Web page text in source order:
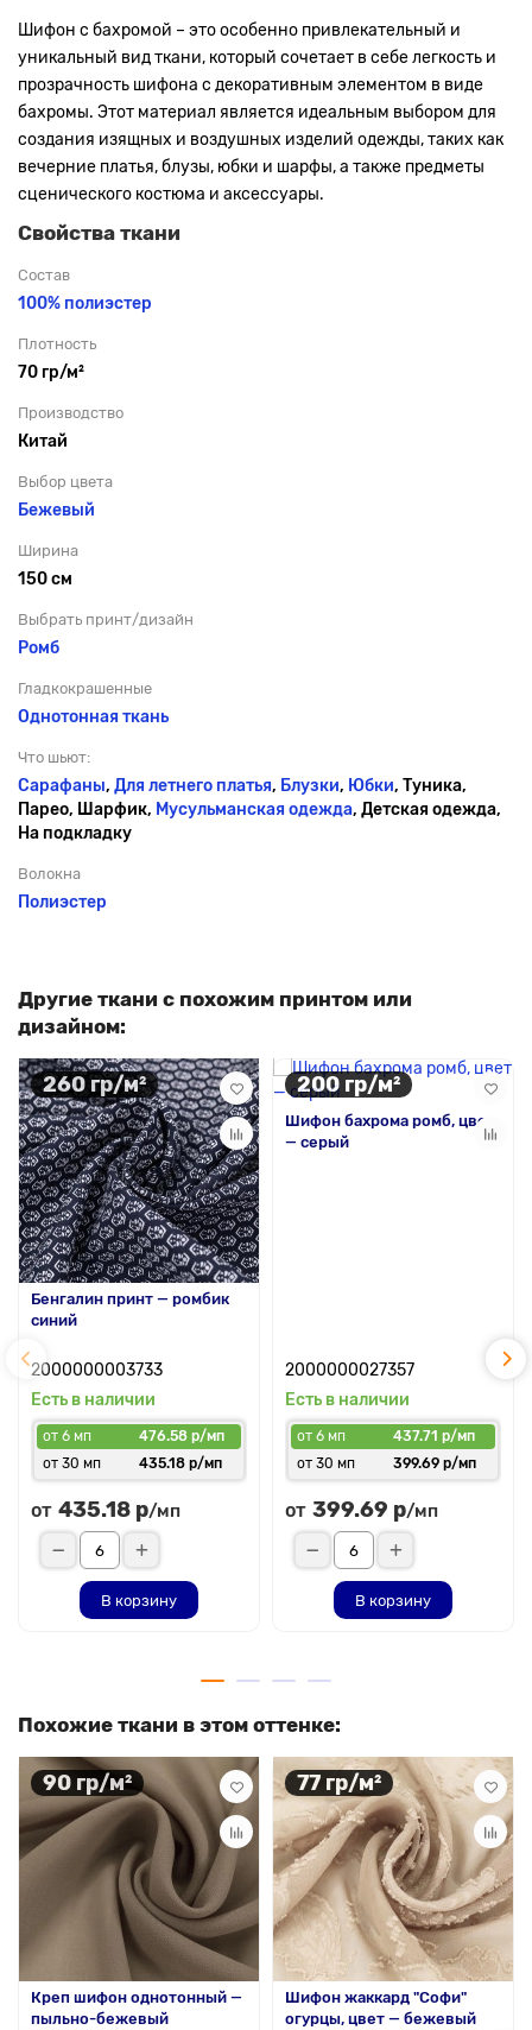
Шифон с бахромой – это особенно привлекательный и
уникальный вид ткани, который сочетает в себе легкость и
прозрачность шифона с декоративным элементом в виде
бахромы. Этот материал является идеальным выбором для
создания изящных и воздушных изделий одежды, таких как
вечерние платья, блузы, юбки и шарфы, а также предметы
сценического костюма и аксессуары.
Свойства ткани
Состав
100% полиэстер
Плотность
70 гр/м²
Производство
Китай
Выбор цвета
Бежевый
Ширина
150 см
Выбрать принт/дизайн
Ромб
Гладкокрашенные
Однотонная ткань
Что шьют:
Сарафаны, Для летнего платья, Блузки, Юбки, Туника,
Парео, Шарфик, Мусульманская одежда, Детская одежда,
На подкладку
Волокна
Полиэстер
Другие ткани с похожим принтом или
дизайном:
260 гр/м²
Бенгалин принт — ромбик
синий
2000000003733
Есть в наличии
от 6 мп
476.58 р/мп
от 30 мп
435.18 р/мп
от 435.18 р/мп
В корзину
200 гр/м²
Шифон бахрома ромб, цвет
— серый
2000000027357
Есть в наличии
от 6 мп
437.71 р/мп
от 30 мп
399.69 р/мп
от 399.69 р/мп
В корзину
Похожие ткани в этом оттенке:
90 гр/м²
Креп шифон однотонный —
пыльно-бежевый
77 гр/м²
Шифон жаккард "Софи"
огурцы, цвет — бежевый